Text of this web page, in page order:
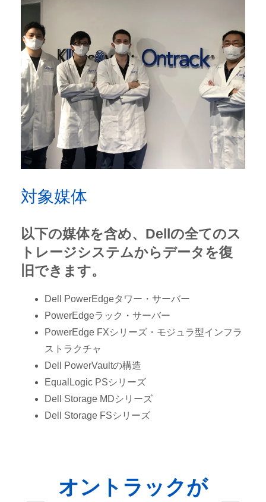
対象媒体
以下の媒体を含め、Dellの全てのス
トレージシステムからデータを復
旧できます。
Dell PowerEdgeタワー・サーバー
PowerEdgeラック・サーバー
PowerEdge FXシリーズ・モジュラ型インフラ
ストラクチャ
Dell PowerVaultの構造
EqualLogic PSシリーズ
Dell Storage MDシリーズ
Dell Storage FSシリーズ
オントラックが